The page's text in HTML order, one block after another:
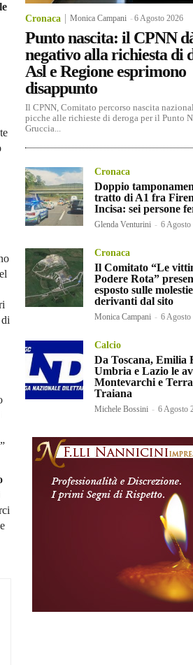
Cronaca Monica Campani -6 Agosto 2026
Punto nascita: il CPNN
negativo alla richiesta di
Asl e Regione esprimono
disappunto
Il CPNN, Comitato percorso nascita
picche alle richieste di deroga per il Punto
Gruccia...
Cronaca
Doppio
tratto di A1 fra
Incisa: sei persone
Glenda Venturini - 6 Agosto
Cronaca
Il Comitato “Le
Podere Rota”
esposto sulle
derivanti dal sito
Monica Campani - 6 Agosto
Calcio
Da Toscana, Emilia
Umbria e Lazio le
Montevarchi e
Traiana
Michele Bossini - 6 Agosto